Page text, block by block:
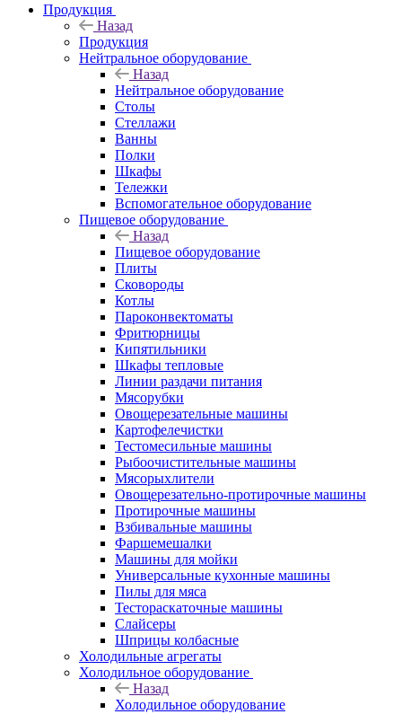
Продукция
Назад
Продукция
Нейтральное оборудование
Назад
Нейтральное оборудование
Столы
Стеллажи
Ванны
Полки
Шкафы
Тележки
Вспомогательное оборудование
Пищевое оборудование
Назад
Пищевое оборудование
Плиты
Сковороды
Котлы
Пароконвектоматы
Фритюрницы
Кипятильники
Шкафы тепловые
Линии раздачи питания
Мясорубки
Овощерезательные машины
Картофелечистки
Тестомесильные машины
Рыбоочистительные машины
Мясорыхлители
Овощерезательно-протирочные машины
Протирочные машины
Взбивальные машины
Фаршемешалки
Машины для мойки
Универсальные кухонные машины
Пилы для мяса
Тестораскаточные машины
Слайсеры
Шприцы колбасные
Холодильные агрегаты
Холодильное оборудование
Назад
Холодильное оборудование